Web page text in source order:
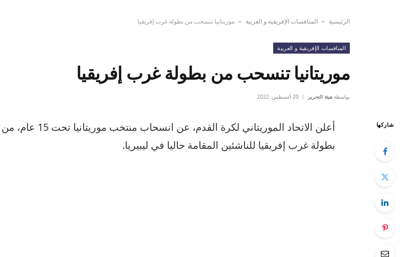
الرئيسية » المنافسات الإفريقية و العربية » موريتانيا تنسحب من بطولة غرب إفريقيا
المنافسات الإفريقية و العربية
موريتانيا تنسحب من بطولة غرب إفريقيا
بواسطة هيئة التحرير 20 أغسطس، 2022
شاركها
أعلن الاتحاد الموريتاني لكرة القدم، عن انسحاب منتخب موريتانيا تحت 15 عام، من
بطولة غرب إفريقيا للناشئين المقامة حاليا في ليبيريا.